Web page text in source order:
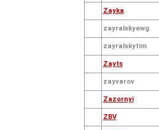
Zayka
zayralskyewg
zayralskytim
Zayts
zayvarov
Zazornyi
ZBV